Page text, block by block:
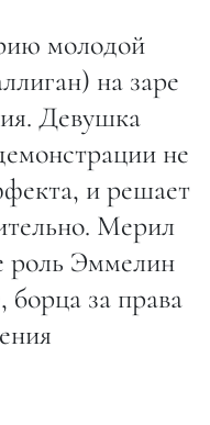
молодой
на заре
Девушка
не
и решает
Мерил
роль Эммелин
за права